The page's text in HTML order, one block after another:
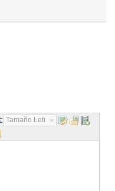
Tamaño Letra...